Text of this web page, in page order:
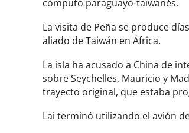
cómputo paraguayo-taiwanés.
La visita de Peña se produce
aliado de Taiwán en África.
La isla ha acusado a China de
sobre Seychelles, Mauricio y
trayecto original, que estaba
Lai terminó utilizando el avión